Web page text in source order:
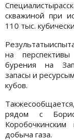
скважиной при
110 тыс.
на перспективы
бурения на
запасы и
кубов.
рядом с
добыча газа.